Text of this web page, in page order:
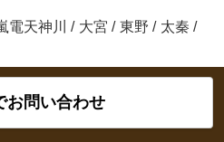
電天神川 / 大宮 / 東野 / 太秦 /
お問い合わせ